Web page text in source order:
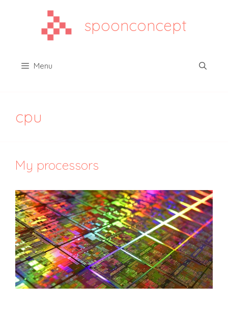
spoonconcept
Menu
cpu
My processors